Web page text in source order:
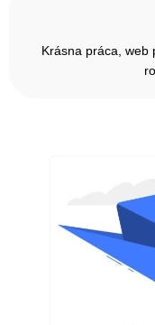
Krásna práca, web